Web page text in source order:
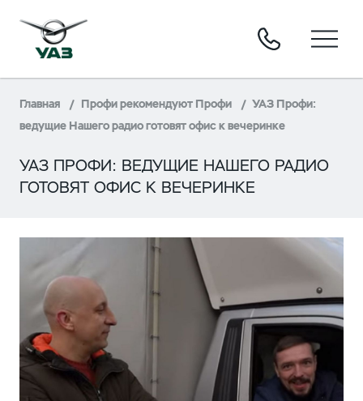
Главная Профи рекомендуют Профи
УАЗ Профи:
ведущие Нашего радио готовят офис к вечеринке
УАЗ ПРОФИ: ВЕДУЩИЕ НАШЕГО РАДИО
ГОТОВЯТ ОФИС К ВЕЧЕРИНКЕ